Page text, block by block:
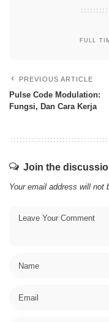
FULL
PREVIOUS ARTICLE
Pulse Code Modulation:
Fungsi, Dan Cara Kerja
Join the
Your email address will not